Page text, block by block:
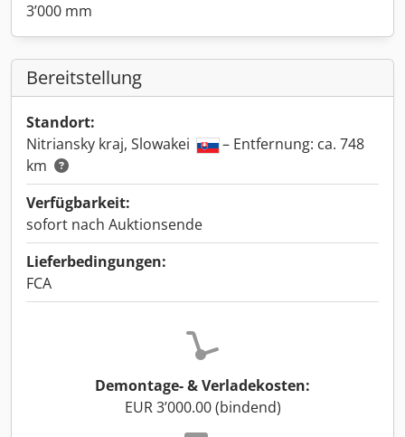
3’000 mm
Bereitstellung
Standort:
Nitriansky kraj, Slowakei
– Entfernung: ca. 748
km
Verfügbarkeit:
sofort nach Auktionsende
Lieferbedingungen:
FCA
Demontage- & Verladekosten:
EUR 3’000.00 (bindend)